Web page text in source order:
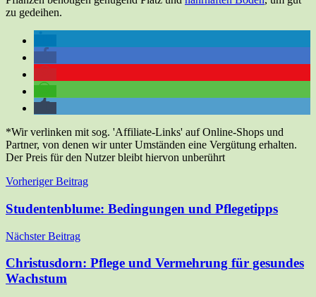
zu gedeihen.
*Wir verlinken mit sog. 'Affiliate-Links' auf Online-Shops und
Partner, von denen wir unter Umständen eine Vergütung erhalten.
Der Preis für den Nutzer bleibt hiervon unberührt
Beitragsnavigation
Vorheriger Beitrag
Studentenblume: Bedingungen und Pflegetipps
Nächster Beitrag
Christusdorn: Pflege und Vermehrung für gesundes
Wachstum